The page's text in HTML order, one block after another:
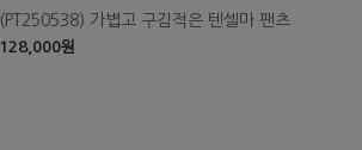
(PT250538) 가볍고 구김적은 텐셀마 팬츠
128,000원